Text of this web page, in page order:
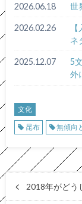
2026.06.18 世
2026.02.26
ネ
2025.12.07
5
外
文化
昆布
無傾向
2018年がどう